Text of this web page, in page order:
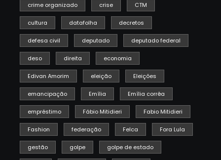
crime organizado crise CTM
cultura datafolha decretos
defesa civil deputado deputado federal
deso direita economia
Edivan Amorim eleição Eleições
emancipação Emília Emília corrêa
empréstimo Fábio Mitidieri Fabio Mitidieri
Fashion federação Felca Fora Lula
gestão golpe golpe de estado